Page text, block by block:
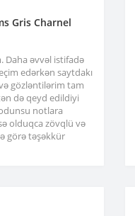
Gris Charnel
əvvəl istifadə
edərkən saytdakı
gözləntilərim tam
də qeyd edildiyi
notlara
olduqca zövqlü və
görə təşəkkür